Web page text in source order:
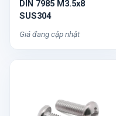
DIN 7985 M3.5x8
SUS304
Giá đang cập nhật